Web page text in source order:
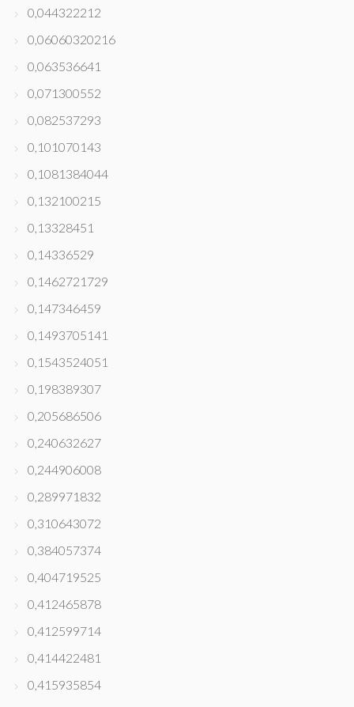
0,044322212
0,06060320216
0,063536641
0,071300552
0,082537293
0,101070143
0,1081384044
0,132100215
0,13328451
0,14336529
0,1462721729
0,147346459
0,1493705141
0,1543524051
0,198389307
0,205686506
0,240632627
0,244906008
0,289971832
0,310643072
0,384057374
0,404719525
0,412465878
0,412599714
0,414422481
0,415935854